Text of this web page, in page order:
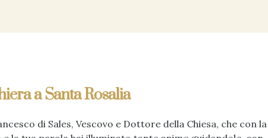
a Santa Rosalia
di Sales, Vescovo e Dottore della Chiesa, che con la